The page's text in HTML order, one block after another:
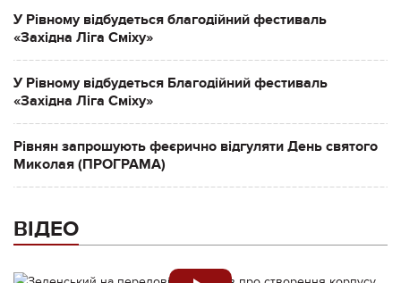
У Рівному відбудеться благодійний фестиваль
«Західна Ліга Сміху»
У Рівному відбудеться Благодійний фестиваль
«Західна Ліга Сміху»
Рівнян запрошують феєрично відгуляти День святого
Миколая (ПРОГРАМА)
ВІДЕО